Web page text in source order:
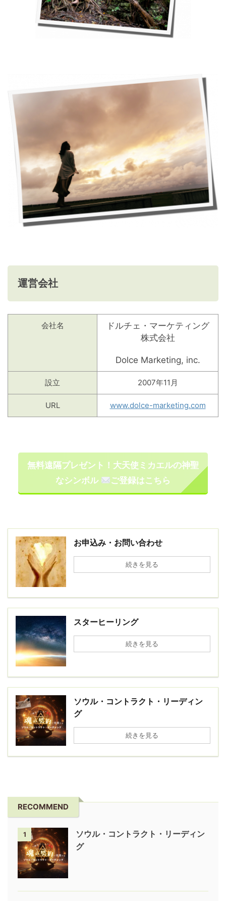
運営会社
会社名
ドルチェ・マーケティング
株式会社
Dolce Marketing, inc.
設立 2007年11月
URL www.dolce-marketing.com
無料遠隔プレゼント！大天使ミカエルの神聖
なシンボル
ご登録はこちら
お申込み・お問い合わせ
続きを見る
スターヒーリング
続きを見る
ソウル・コントラクト・リーディン
グ
続きを見る
RECOMMEND
1
ソウル・コントラクト・リーディン
グ